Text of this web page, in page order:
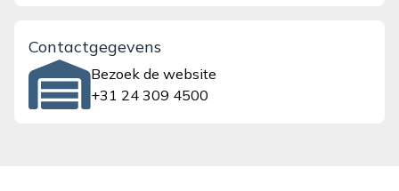
Contactgegevens
Bezoek de website
+31 24 309 4500